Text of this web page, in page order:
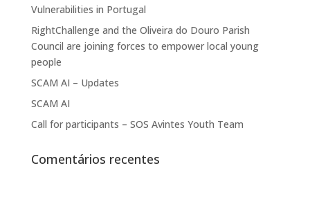
Vulnerabilities in Portugal
RightChallenge and the Oliveira do Douro Parish
Council are joining forces to empower local young
people
SCAM AI – Updates
SCAM AI
Call for participants – SOS Avintes Youth Team
Comentários recentes